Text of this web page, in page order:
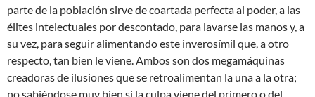
parte de la población sirve de coartada perfecta al poder, a las
élites intelectuales por descontado, para lavarse las manos y, a
su vez, para seguir alimentando este inverosímil que, a otro
respecto, tan bien le viene. Ambos son dos megamáquinas
creadoras de ilusiones que se retroalimentan la una a la otra;
no sabiéndose muy bien si la culpa viene del primero o del